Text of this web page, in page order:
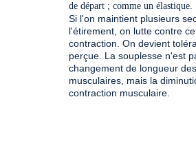
de départ ; comme un élastique.
Si l'on maintient plusieurs
l'étirement, on lutte contre
contraction. On devient
perçue. La souplesse n'est
changement de longueur
musculaires, mais la
contraction musculaire.